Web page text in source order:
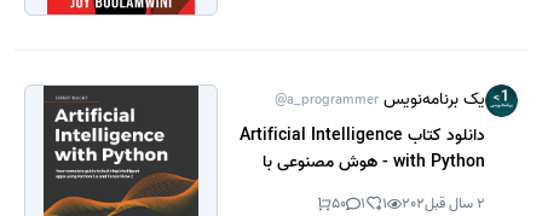
یک برنامه‌نویس @a_programmer
دانلود کتاب Artificial Intelligence
with Python - هوش مصنوعی با
پایتون (نسخه PDF) 2 سال قبل 202
1
1
50